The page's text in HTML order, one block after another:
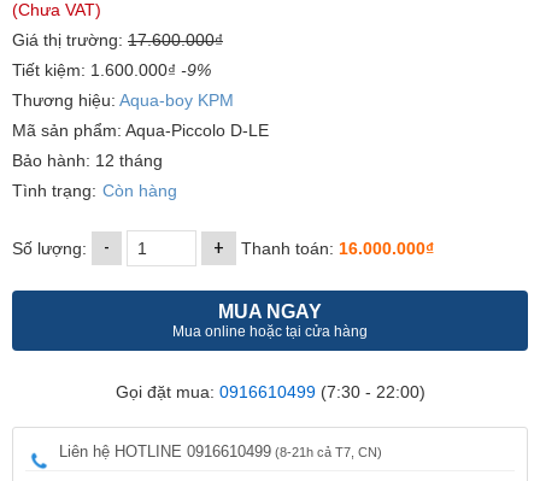
(Chưa VAT)
Giá thị trường: 17.600.000₫
Tiết kiệm: 1.600.000₫ -9%
Thương hiệu: Aqua-boy KPM
Mã sản phẩm: Aqua-Piccolo D-LE
Bảo hành: 12 tháng
Tình trạng: Còn hàng
Số lượng: - + Thanh toán: 16.000.000₫
MUA NGAY
Mua online hoặc tại cửa hàng
Gọi đặt mua: 0916610499(7:30 - 22:00)
Liên hệ HOTLINE 0916610499 (8-21h cả T7, CN)